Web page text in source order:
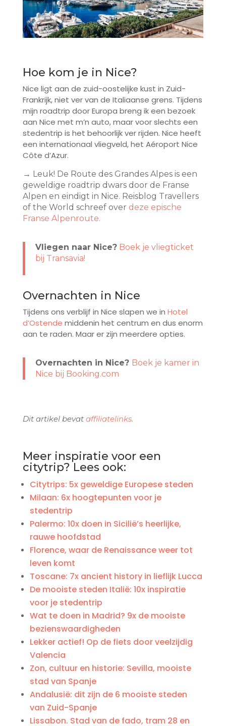
Hoe kom je in Nice?
Nice ligt aan de zuid-oostelijke kust in Zuid-
Frankrijk, niet ver van de Italiaanse grens. Tijdens
mijn roadtrip door Europa breng ik een bezoek
aan Nice met m’n auto, maar voor slechts een
stedentrip is het behoorlijk ver rijden. Nice heeft
een internationaal vliegveld, het Aéroport Nice
Côte d’Azur.
→ Leuk! De Route des Grandes Alpes is een
geweldige roadtrip dwars door de Franse
Alpen en eindigt in Nice. Reisblog Travellers
of the World schreef over deze epische
Franse Alpenroute.
Vliegen naar Nice? Boek je vliegticket
bij Transavia!
Overnachten in Nice
Tijdens ons verblijf in Nice slapen we in Hotel
d’Ostende middenin het centrum en dus enorm
aan te raden. Maar er zijn meerdere opties.
Overnachten in Nice? Boek je kamer in
Nice bij Booking.com
Dit artikel bevat affiliatelinks.
Meer inspiratie voor een
citytrip? Lees ook:
Citytrips: 5x geweldige Europese steden
Milaan: 6x hoogtepunten voor je
stedentrip
Palermo: 10x doen in Sicilië’s heerlijke,
rauwe hoofdstad
Florence, waar de Renaissance weer tot
leven komt
Toscane: 7x ancient history in lieflijk Lucca
De mooiste steden Italië: 10x inspiratie
voor je stedentrip
Wat te doen in Madrid? 9x de mooiste
bezienswaardigheden
Lekker actief! Op de fiets door veelzijdig
Valencia
Zon, cultuur en historie: Sevilla, mooiste
stad van Spanje
Andalusië: dit zijn de 6 mooiste steden
van Zuid-Spanje
Lissabon. Stad van de fado, tram 28 en